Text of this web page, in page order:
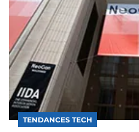
TENDANCES TECH